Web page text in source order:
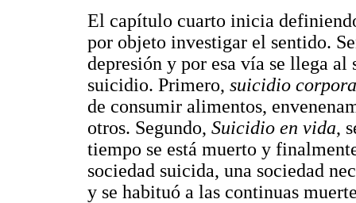
El capítulo cuarto inicia
por objeto investigar el sentido.
depresión y por esa vía se llega
suicidio. Primero, suicidio
de consumir alimentos,
otros. Segundo, Suicidio en vida,
tiempo se está muerto y
sociedad suicida, una sociedad
y se habituó a las continuas